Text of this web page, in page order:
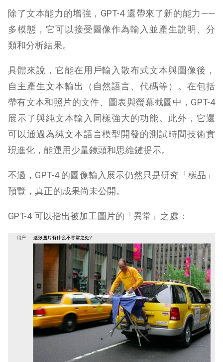
除了文本能力的增強，GPT-4 還帶來了新的能力——
多模態，它可以接受圖像作為輸入並產生說明、分
類和分析結果。
具體來說，它能在用戶輸入散布式文本與圖像後，
自主產生文本輸出（自然語言、代碼等）。在包括
帶有文本和照片的文件、圖表與螢幕截圖中，GPT-4
展示了與純文本輸入同樣強大的功能。此外，它還
可以通過為純文本語言模型開發的測試時間技術實
現進化，能運用少量鏡頭和思維鏈提示。
不過，GPT-4 的圖像輸入展示仍然只是研究「樣品」
預覽，真正的成果尚未公開。
GPT-4 可以指出被加工圖片的「異常」之處：